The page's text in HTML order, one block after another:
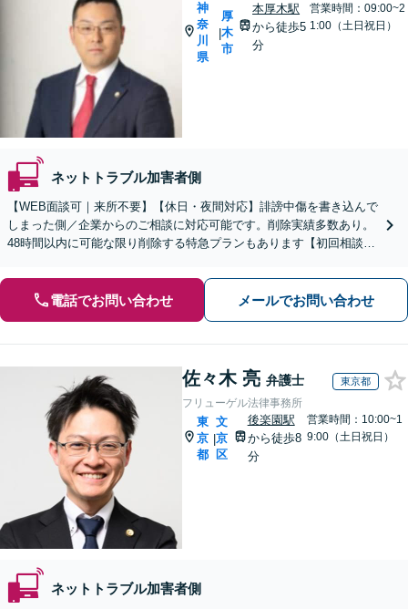
神
奈
川
県
|
厚
木
市
本厚木駅
から徒歩5
分
営業時間：09:00~2
1:00（土日祝日）
ネットトラブル加害者側
【WEB面談可｜来所不要】【休日・夜間対応】誹謗中傷を書き込んで
しまった側／企業からのご相談に対応可能です。削除実績多数あり。
48時間以内に可能な限り削除する特急プランもあります【初回相談30
電話でお問い合わせ メールでお問い合わせ
佐々木 亮 弁護士 東京都
フリューゲル法律事務所
東
京
都
|
文
京
区
後楽園駅
から徒歩8
分
営業時間：10:00~1
9:00（土日祝日）
ネットトラブル加害者側